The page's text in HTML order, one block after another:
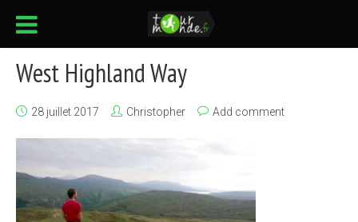
West Highland Way
28 juillet 2017 Christopher Add comment